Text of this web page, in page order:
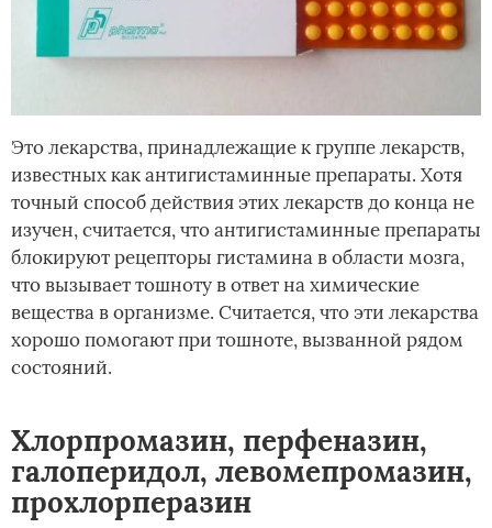
Это лекарства, принадлежащие к группе лекарств,
известных как антигистаминные препараты. Хотя
точный способ действия этих лекарств до конца не
изучен, считается, что антигистаминные препараты
блокируют рецепторы гистамина в области мозга,
что вызывает тошноту в ответ на химические
вещества в организме. Считается, что эти лекарства
хорошо помогают при тошноте, вызванной рядом
состояний.
Хлорпромазин, перфеназин,
галоперидол, левомепромазин,
прохлорперазин